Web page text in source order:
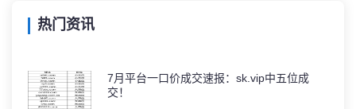
热门资讯
7月平台一口价成交速报：sk.vip中五位成
交！